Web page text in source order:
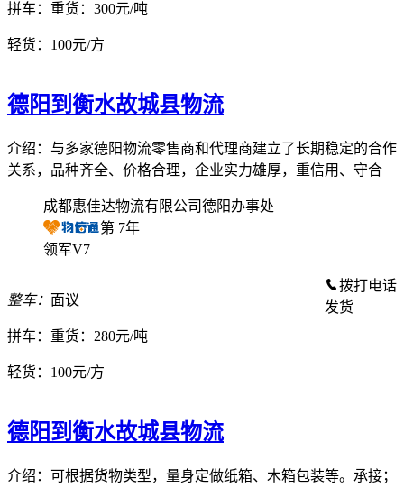
拼车： 重货：300元/吨
轻货： 100元/方
德阳到衡水故城县物流
介绍：与多家德阳物流零售商和代理商建立了长期稳定的合作
关系，品种齐全、价格合理，企业实力雄厚，重信用、守合
成都惠佳达物流有限公司德阳办事处
第 7年
领军V7
整车： 面议
拼车： 重货：280元/吨
轻货： 100元/方
拨打电话
发货
德阳到衡水故城县物流
介绍：可根据货物类型，量身定做纸箱、木箱包装等。承接；